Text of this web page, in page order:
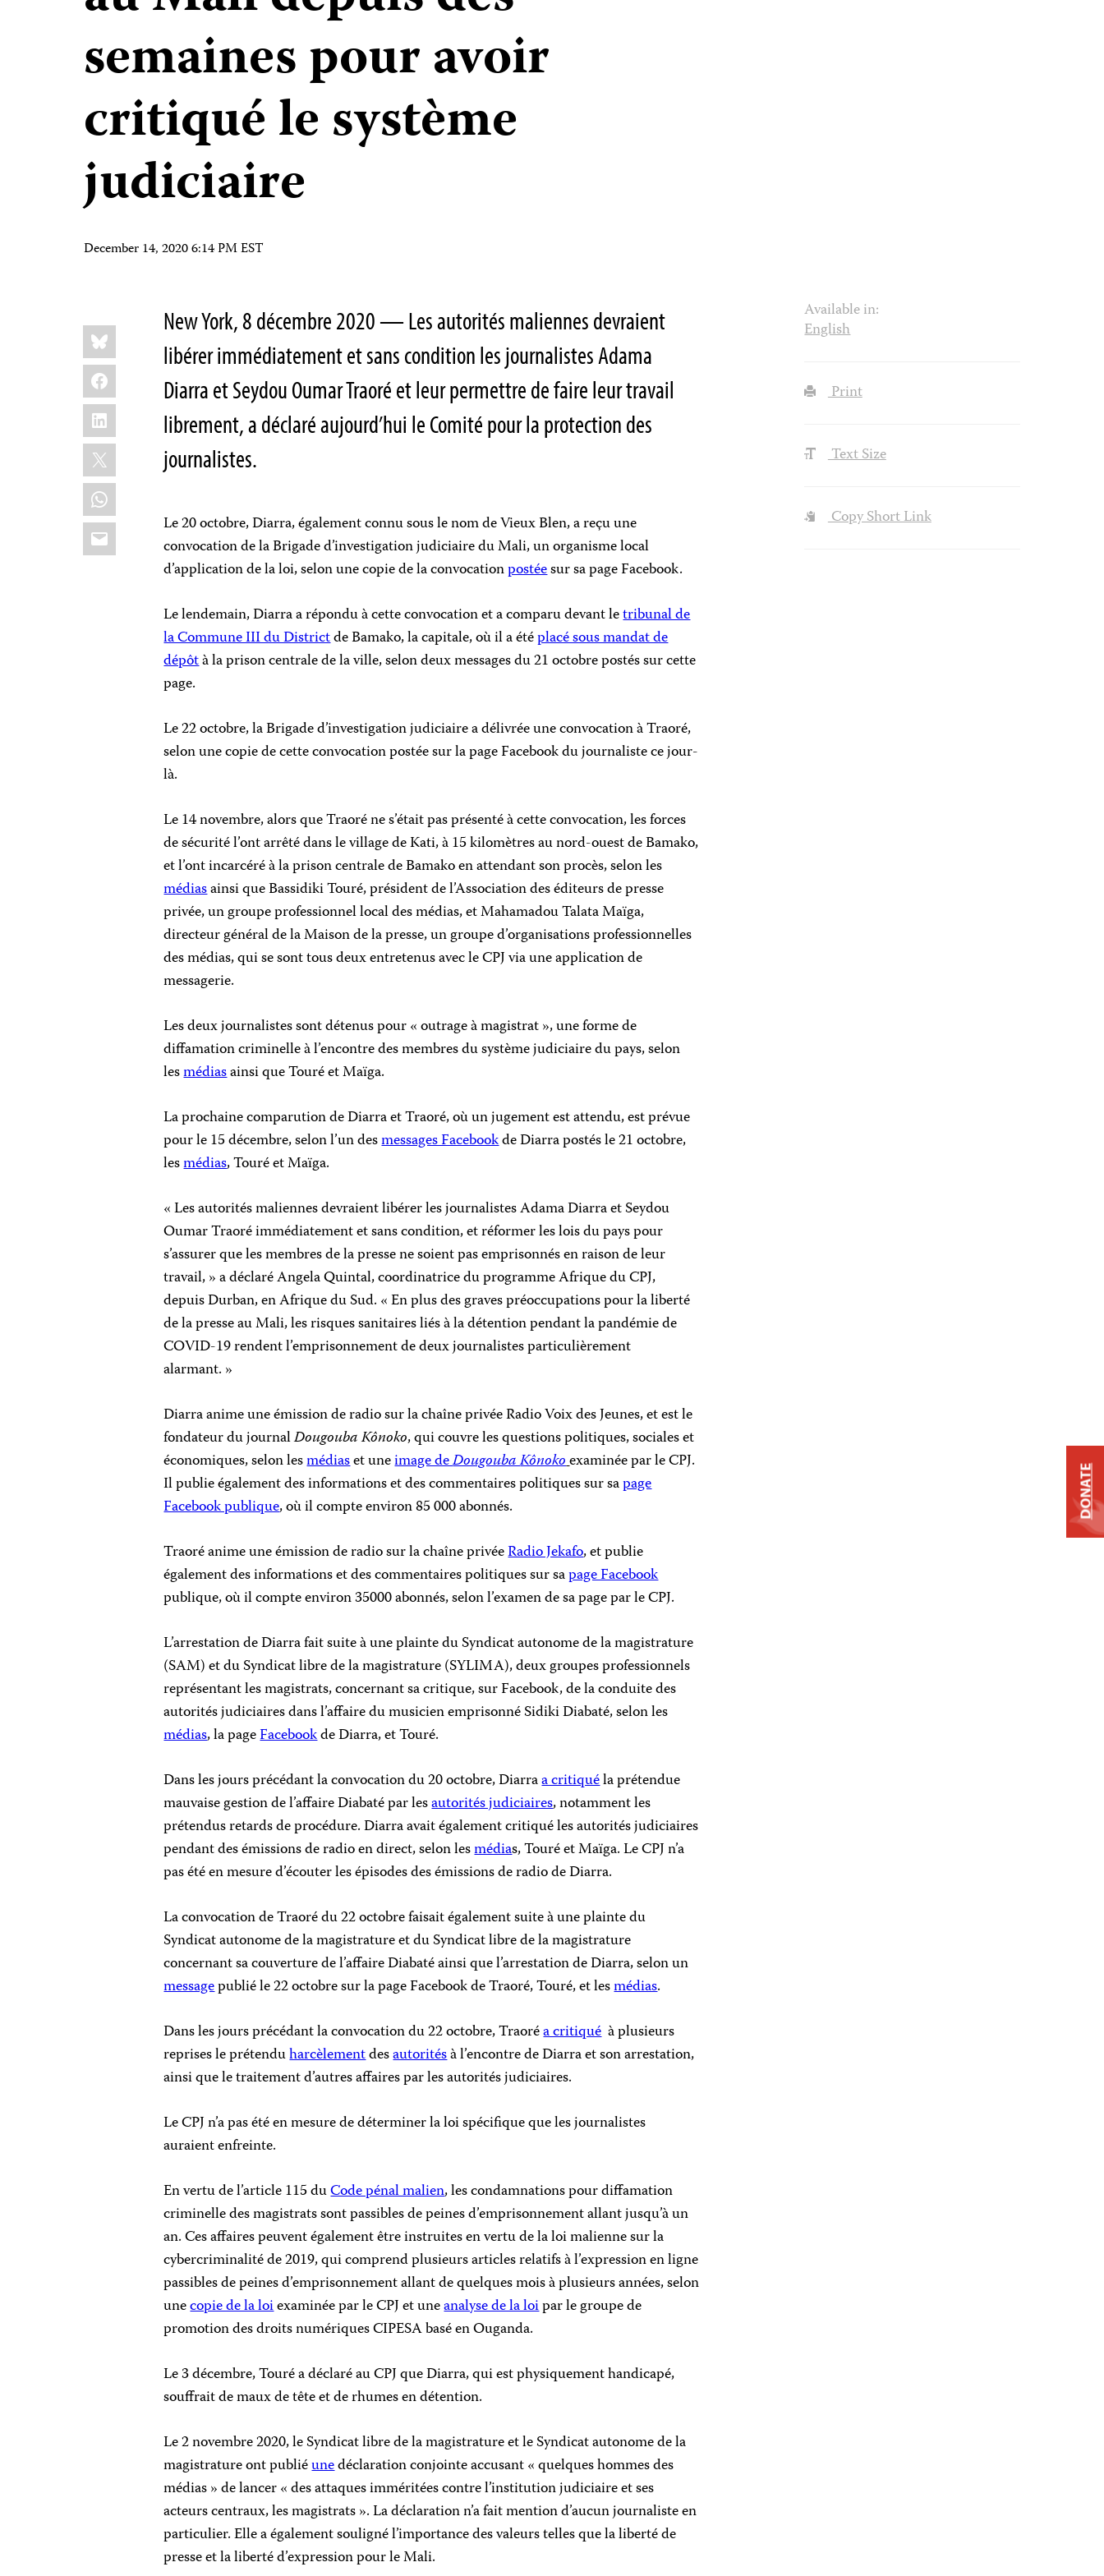
semaines pour avoir
critiqué le système
judiciaire
December 14, 2020 6:14 PM EST
Share
this:
Bluesky
Facebook
LinkedIn
X
WhatsApp
Email
New York, 8 décembre 2020 — Les autorités maliennes devraient
libérer immédiatement et sans condition les journalistes Adama
Diarra et Seydou Oumar Traoré et leur permettre de faire leur travail
librement, a déclaré aujourd’hui le Comité pour la protection des
journalistes.
Le 20 octobre, Diarra, également connu sous le nom de Vieux Blen, a reçu une
convocation de la Brigade d’investigation judiciaire du Mali, un organisme local
d’application de la loi, selon une copie de la convocationpostéesur sa page Facebook.
Le lendemain, Diarra a répondu à cette convocation et a comparu devant letribunal de
la Commune III du Districtde Bamako, la capitale, où il a étéplacé sous mandat de
dépôtà la prison centrale de la ville, selon deux messages du 21 octobre postés sur cette
page.
Le 22 octobre, la Brigade d’investigation judiciaire a délivrée une convocation à Traoré,
selon une copie de cette convocation postée sur la page Facebook du journaliste ce jour-
là.
Le 14 novembre, alors que Traoré ne s’était pas présenté à cette convocation, les forces
de sécurité l’ont arrêté dans le village de Kati, à 15 kilomètres au nord-ouest de Bamako,
et l’ont incarcéré à la prison centrale de Bamako en attendant son procès, selon les
médiasainsi que Bassidiki Touré, président de l’Association des éditeurs de presse
privée, un groupe professionnel local des médias, et Mahamadou Talata Maïga,
directeur général de la Maison de la presse, un groupe d’organisations professionnelles
des médias, qui se sont tous deux entretenus avec le CPJ via une application de
messagerie.
Les deux journalistes sont détenus pour « outrage à magistrat », une forme de
diffamation criminelle à l’encontre des membres du système judiciaire du pays, selon
lesmédiasainsi que Touré et Maïga.
La prochaine comparution de Diarra et Traoré, où un jugement est attendu, est prévue
pour le 15 décembre, selon l’un desmessages Facebookde Diarra postés le 21 octobre,
lesmédias, Touré et Maïga.
« Les autorités maliennes devraient libérer les journalistes Adama Diarra et Seydou
Oumar Traoré immédiatement et sans condition, et réformer les lois du pays pour
s’assurer que les membres de la presse ne soient pas emprisonnés en raison de leur
travail, » a déclaré Angela Quintal, coordinatrice du programme Afrique du CPJ,
depuis Durban, en Afrique du Sud. « En plus des graves préoccupations pour la liberté
de la presse au Mali, les risques sanitaires liés à la détention pendant la pandémie de
COVID-19 rendent l’emprisonnement de deux journalistes particulièrement
alarmant. »
Diarra anime une émission de radio sur la chaîne privée Radio Voix des Jeunes, et est le
fondateur du journalDougouba Kônoko, qui couvre les questions politiques, sociales et
économiques, selon lesmédiaset uneimage deDougoubaKônokoexaminée par le CPJ.
Il publie également des informations et des commentaires politiques sur sapage
Facebook publique, où il compte environ 85 000 abonnés.
Traoré anime une émission de radio sur la chaîne privéeRadio Jekafo, et publie
également des informations et des commentaires politiques sur sapage Facebook
publique, où il compte environ 35000 abonnés, selon l’examen de sa page par le CPJ.
L’arrestation de Diarra fait suite à une plainte du Syndicat autonome de la magistrature
(SAM) et du Syndicat libre de la magistrature (SYLIMA), deux groupes professionnels
représentant les magistrats, concernant sa critique, sur Facebook, de la conduite des
autorités judiciaires dans l’affaire du musicien emprisonné Sidiki Diabaté, selon les
médias, la pageFacebookde Diarra, et Touré.
Dans les jours précédant la convocation du 20 octobre, Diarraa critiquéla prétendue
mauvaise gestion de l’affaire Diabaté par lesautorités judiciaires, notamment les
prétendus retards de procédure. Diarra avait également critiqué les autorités judiciaires
pendant des émissions de radio en direct, selon lesmédias, Touré et Maïga. Le CPJ n’a
pas été en mesure d’écouter les épisodes des émissions de radio de Diarra.
La convocation de Traoré du 22 octobre faisait également suite à une plainte du
Syndicat autonome de la magistrature et du Syndicat libre de la magistrature
concernant sa couverture de l’affaire Diabaté ainsi que l’arrestation de Diarra, selon un
messagepublié le 22 octobre sur la page Facebook de Traoré, Touré, et lesmédias.
Dans les jours précédant la convocation du 22 octobre, Traoréa critiquéà plusieurs
reprises le prétenduharcèlementdesautoritésà l’encontre de Diarra et son arrestation,
ainsi que le traitement d’autres affaires par les autorités judiciaires.
Le CPJ n’a pas été en mesure de déterminer la loi spécifique que les journalistes
auraient enfreinte.
En vertu de l’article 115 duCode pénal malien, les condamnations pour diffamation
criminelle des magistrats sont passibles de peines d’emprisonnement allant jusqu’à un
an. Ces affaires peuvent également être instruites en vertu de la loi malienne sur la
cybercriminalité de 2019, qui comprend plusieurs articles relatifs à l’expression en ligne
passibles de peines d’emprisonnement allant de quelques mois à plusieurs années, selon
unecopie de la loiexaminée par le CPJ et uneanalyse de la loipar le groupe de
promotion des droits numériques CIPESA basé en Ouganda.
Le 3 décembre, Touré a déclaré au CPJ que Diarra, qui est physiquement handicapé,
souffrait de maux de tête et de rhumes en détention.
Le 2 novembre 2020, le Syndicat libre de la magistrature et le Syndicat autonome de la
magistrature ont publiéunedéclaration conjointe accusant « quelques hommes des
médias » de lancer « des attaques imméritées contre l’institution judiciaire et ses
acteurs centraux, les magistrats ». La déclaration n’a fait mention d’aucun journaliste en
particulier. Elle a également souligné l’importance des valeurs telles que la liberté de
presse et la liberté d’expression pour le Mali.
Available in:
English
Print
Text Size
Copy Short Link
DONATE